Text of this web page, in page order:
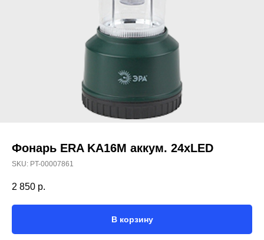
Фонарь ERA KA16M аккум. 24хLED
SKU: PT-00007861
2 850 р.
В корзину